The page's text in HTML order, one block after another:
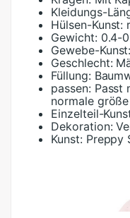
Kleidungs-
Hülsen-Kunst:
Gewicht: 0.4-
Gewebe-Kunst:
Geschlecht:
Füllung:
passen: Passt
normale größe
Einzelteil-
Dekoration:
Kunst: Preppy